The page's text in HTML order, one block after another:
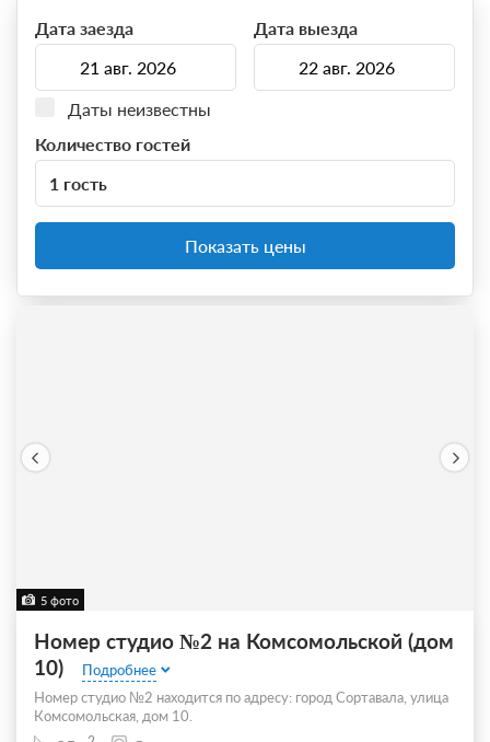
Дата заезда Дата выезда
Даты неизвестны
Количество гостей
1 гость
Показать цены
5 фото
Номер студио №2 на Комсомольской (дом
10)
Подробнее
Номер студио №2 находится по адресу: город Сортавала, улица
Комсомольская, дом 10.